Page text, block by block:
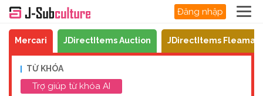
Đăng nhập
Mercari JDirectItems Auction JDirectItems
TỪ KHÓA
Trợ giúp từ khóa AI